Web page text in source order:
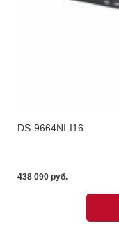
DS-9664NI-I16
438 090 pуб.